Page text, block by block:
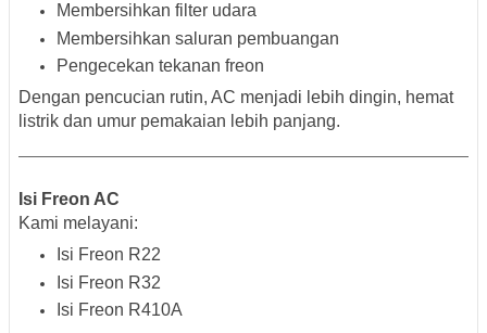
Membersihkan filter udara
Membersihkan saluran pembuangan
Pengecekan tekanan freon
Dengan pencucian rutin, AC menjadi lebih dingin, hemat
listrik dan umur pemakaian lebih panjang.
Isi Freon AC
Kami melayani:
Isi Freon R22
Isi Freon R32
Isi Freon R410A